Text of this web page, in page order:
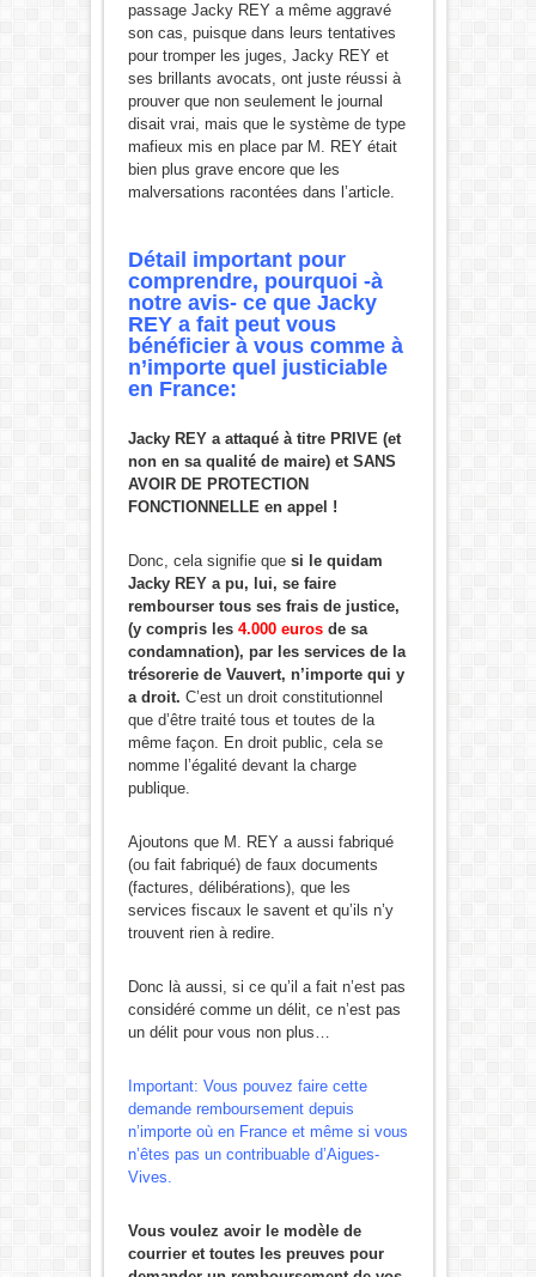
passage Jacky REY a même aggravé
son cas, puisque dans leurs tentatives
pour tromper les juges, Jacky REY et
ses brillants avocats, ont juste réussi à
prouver que non seulement le journal
disait vrai, mais que le système de type
mafieux mis en place par M. REY était
bien plus grave encore que les
malversations racontées dans l’article.
Détail important pour
comprendre, pourquoi -à
notre avis- ce que Jacky
REY a fait peut vous
bénéficier à vous comme à
n’importe quel justiciable
en France:
Jacky REY a attaqué à titre PRIVE (et
non en sa qualité de maire) et SANS
AVOIR DE PROTECTION
FONCTIONNELLE en appel !
Donc, cela signifie que si le quidam
Jacky REY a pu, lui, se faire
rembourser tous ses frais de justice,
(y compris les4.000 eurosde sa
condamnation), par les services de la
trésorerie de Vauvert, n’importe qui y
a droit. C’est un droit constitutionnel
que d’être traité tous et toutes de la
même façon. En droit public, cela se
nomme l’égalité devant la charge
publique.
Ajoutons que M. REY a aussi fabriqué
(ou fait fabriqué) de faux documents
(factures, délibérations), que les
services fiscaux le savent et qu’ils n’y
trouvent rien à redire.
Donc là aussi, si ce qu’il a fait n’est pas
considéré comme un délit, ce n’est pas
un délit pour vous non plus…
Important: Vous pouvez faire cette
demande remboursement depuis
n’importe où en France et même si vous
n’êtes pas un contribuable d’Aigues-
Vives.
Vous voulez avoir le modèle de
courrier et toutes les preuves pour